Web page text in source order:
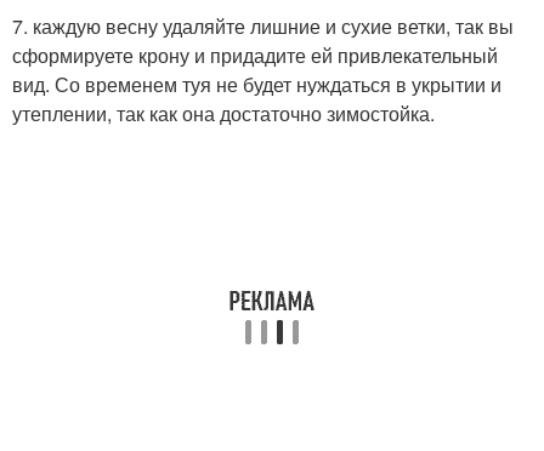
7. каждую весну удаляйте лишние и сухие ветки, так вы
сформируете крону и придадите ей привлекательный
вид. Со временем туя не будет нуждаться в укрытии и
утеплении, так как она достаточно зимостойка.